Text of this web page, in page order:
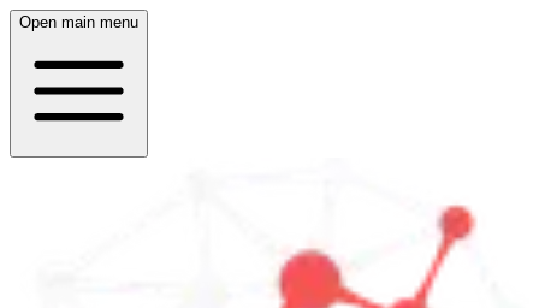
Open main menu